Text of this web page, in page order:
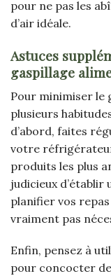
pour ne pas les
d’air idéale.
Astuces
gaspillage
Pour minimiser le
plusieurs
d’abord, faites
votre
produits les plus
judicieux d’établir
planifier vos
vraiment pas
Enfin, pensez à
pour concocter